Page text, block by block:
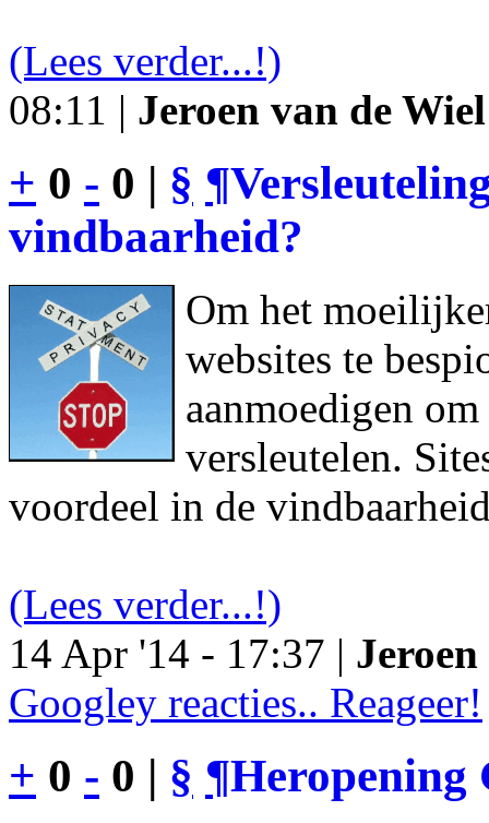
(Lees verder...!)
08:11 | Jeroen van de Wiel
+ 0 - 0 | § ¶
vindbaarheid?
Om het
websites te
aanmoedigen
versleutelen.
voordeel in de
(Lees verder...!)
14 Apr '14 - 17:37 |
Googley reacties.. Reageer!
+ 0 - 0 | § ¶Heropening